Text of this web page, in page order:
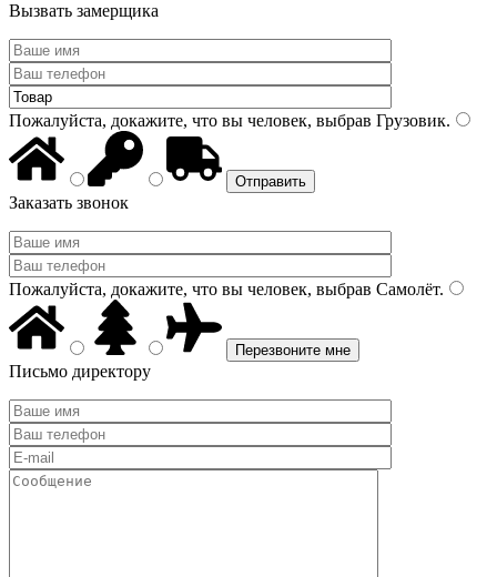
Вызвать замерщика
Пожалуйста, докажите, что вы человек, выбрав Грузовик.
Заказать звонок
Пожалуйста, докажите, что вы человек, выбрав Самолёт.
Письмо директору